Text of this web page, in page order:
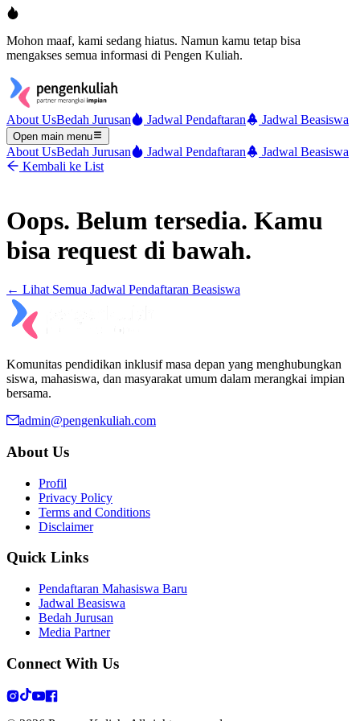
Mohon maaf, kami sedang hiatus. Namun kamu tetap bisa
mengakses semua informasi di Pengen Kuliah.
About UsBedah Jurusan Jadwal Pendaftaran Jadwal Beasiswa
Open main menu
About UsBedah Jurusan Jadwal Pendaftaran
Jadwal Beasiswa
Kembali ke List
Oops. Belum tersedia. Kamu
bisa request di bawah.
← Lihat Semua Jadwal Pendaftaran Beasiswa
Komunitas pendidikan inklusif masa depan yang menghubungkan
siswa, mahasiswa, dan masyarakat umum dalam merangkai impian
bersama.
admin@pengenkuliah.com
About Us
Profil
Privacy Policy
Terms and Conditions
Disclaimer
Quick Links
Pendaftaran Mahasiswa Baru
Jadwal Beasiswa
Bedah Jurusan
Media Partner
Connect With Us